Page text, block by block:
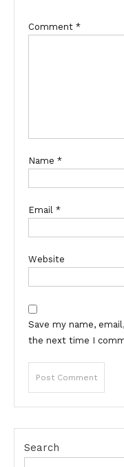
Comment *
Name *
Email *
Website
Save my name,
the next time I
Search